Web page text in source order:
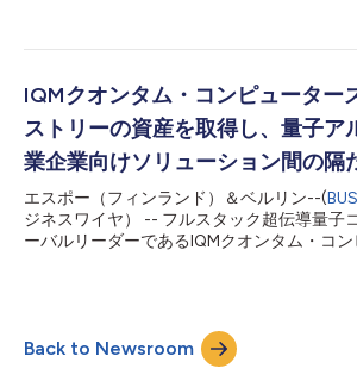
業として、IQMクオンタム・コンピュータ
Halocene H4は、量子誤り訂正とNISQ量子
た、同種のオンプレミス型超伝導量子コン
なる最先端のシステムです。同システムは
その後、論理量子ビット数を段階的に増やす
ドが複数段階にわたって実施される予定です
およびそのアップグレード後のシステムによ
アムのユーザーは初めて、世界最高水準のシ
訂正（QEC）の概念を開発・実装できるよ
IQMクオンタム・コンピューター
ストリーの資産を取得し、量子ア
業企業向けソリューション間の隔
エスポー（フィンランド）＆ベルリン--(
ジネスワイヤ） -- フルスタック超伝導量子
ーバルリーダーであるIQMクオンタム・コン
ンティストリーの特定の資産を取得したこ
対象となる資産には、独自のソフトウェアア
ルゴリズム、および知的財産が含まれます
Back to Newsroom